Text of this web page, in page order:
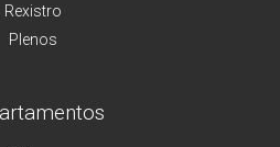
Rexistro
Plenos